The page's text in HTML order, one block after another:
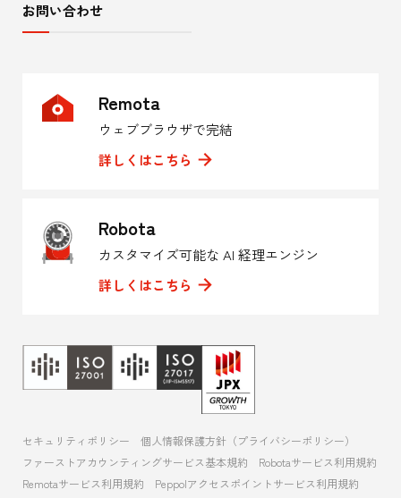
お問い合わせ
Remota
ウェブブラウザで完結
詳しくはこちら
Robota
カスタマイズ可能な AI 経理エンジン
詳しくはこちら
セキュリティポリシー
個人情報保護方針（プライバシーポリシー）
ファーストアカウンティングサービス基本規約
Robotaサービス利用規約
Remotaサービス利用規約
Peppolアクセスポイントサービス利用規約